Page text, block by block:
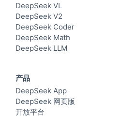
DeepSeek VL
DeepSeek V2
DeepSeek Coder
DeepSeek Math
DeepSeek LLM
产品
DeepSeek App
DeepSeek 网页版
开放平台